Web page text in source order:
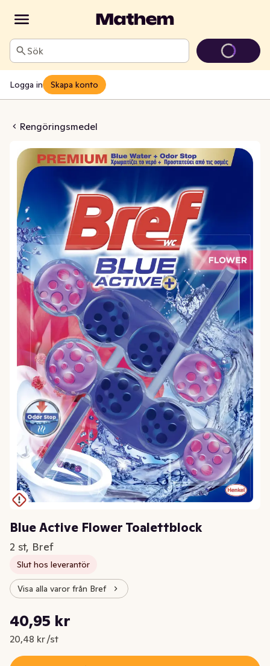
Sök
Logga in Skapa konto
Rengöringsmedel
Toalettblock
Blue Active Flower Toalettblock
2 st, Bref
Slut hos leverantör
Visa alla varor från Bref
Nuvarande pris är: 40,95 kr
40,95 kr
20,48 kr /st
Styckpris: 20,48 kr /st